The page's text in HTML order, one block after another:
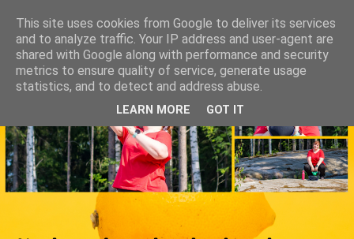
This site uses cookies from Google to deliver its services
and to analyze traffic. Your IP address and user-agent are
shared with Google along with performance and security
metrics to ensure quality of service, generate usage
statistics, and to detect and address abuse.
LEARN MORE GOT IT